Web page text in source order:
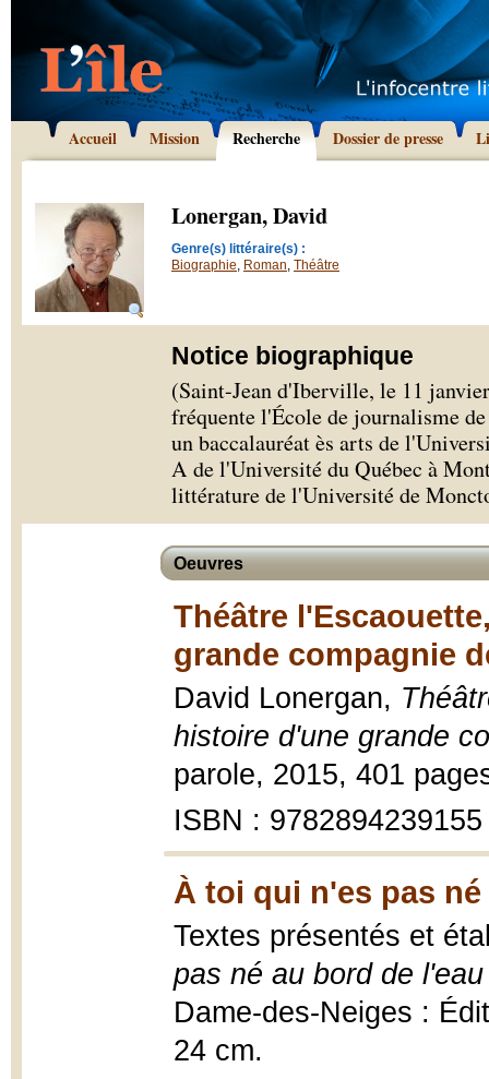
Accueil Mission Recherche Dossier de presse
Lonergan, David
Genre(s) littéraire(s) :
Biographie, Roman, Théâtre
Notice biographique
(Saint-Jean d'Iberville, le 11
fréquente l'École de journalisme
un baccalauréat ès arts de
A de l'Université du Québec à
littérature de l'Université de
Oeuvres
Théâtre
grande compagnie
David Lonergan,
histoire d'une grande
parole, 2015, 401
ISBN : 9782894239155
À toi qui n'es pas
Textes présentés et
pas né au bord de
Dame-des-Neiges :
24 cm.